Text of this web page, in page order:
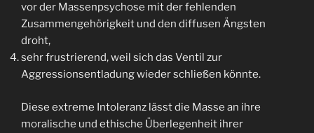
vor der Massenpsychose mit der fehlenden
Zusammengehörigkeit und den diffusen Ängsten
droht,
sehr frustrierend, weil sich das Ventil zur
Aggressionsentladung wieder schließen könnte.
Diese extreme Intoleranz lässt die Masse an ihre
moralische und ethische Überlegenheit ihrer